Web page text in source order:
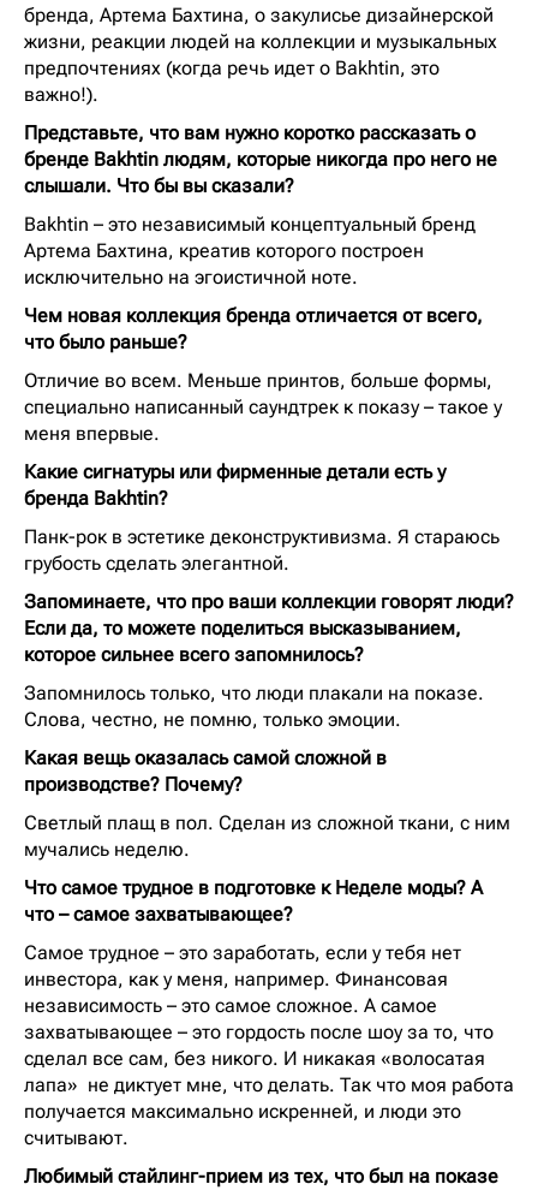
бренда, Артема Бахтина, о закулисье дизайнерской
жизни, реакции людей на коллекции и музыкальных
предпочтениях (когда речь идет о Bakhtin, это
важно!).
Представьте, что вам нужно коротко рассказать о
бренде Bakhtin людям, которые никогда про него не
слышали. Что бы вы сказали?
Bakhtin – это независимый концептуальный бренд
Артема Бахтина, креатив которого построен
исключительно на эгоистичной ноте.
Чем новая коллекция бренда отличается от всего,
что было раньше?
Отличие во всем. Меньше принтов, больше формы,
специально написанный саундтрек к показу – такое у
меня впервые.
Какие сигнатуры или фирменные детали есть у
бренда Bakhtin?
Панк-рок в эстетике деконструктивизма. Я стараюсь
грубость сделать элегантной.
Запоминаете, что про ваши коллекции говорят люди?
Если да, то можете поделиться высказыванием,
которое сильнее всего запомнилось?
Запомнилось только, что люди плакали на показе.
Слова, честно, не помню, только эмоции.
Какая вещь оказалась самой сложной в
производстве? Почему?
Светлый плащ в пол. Сделан из сложной ткани, с ним
мучались неделю.
Что самое трудное в подготовке к Неделе моды? А
что – самое захватывающее?
Самое трудное – это заработать, если у тебя нет
инвестора, как у меня, например. Финансовая
независимость – это самое сложное. А самое
захватывающее – это гордость после шоу за то, что
сделал все сам, без никого. И никакая «волосатая
лапа» не диктует мне, что делать. Так что моя работа
получается максимально искренней, и люди это
считывают.
Любимый стайлинг-прием из тех, что был на показе